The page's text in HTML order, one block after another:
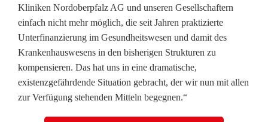
u
ß
u
n
d
Kliniken Nordoberpfalz AG und unseren Gesellschaftern
einfach nicht mehr möglich, die seit Jahren praktizierte
Unterfinanzierung im Gesundheitswesen und damit des
Krankenhauswesens in den bisherigen Strukturen zu
kompensieren. Das hat uns in eine dramatische,
existenzgefährdende Situation gebracht, der wir nun mit allen
zur Verfügung stehenden Mitteln begegnen.“